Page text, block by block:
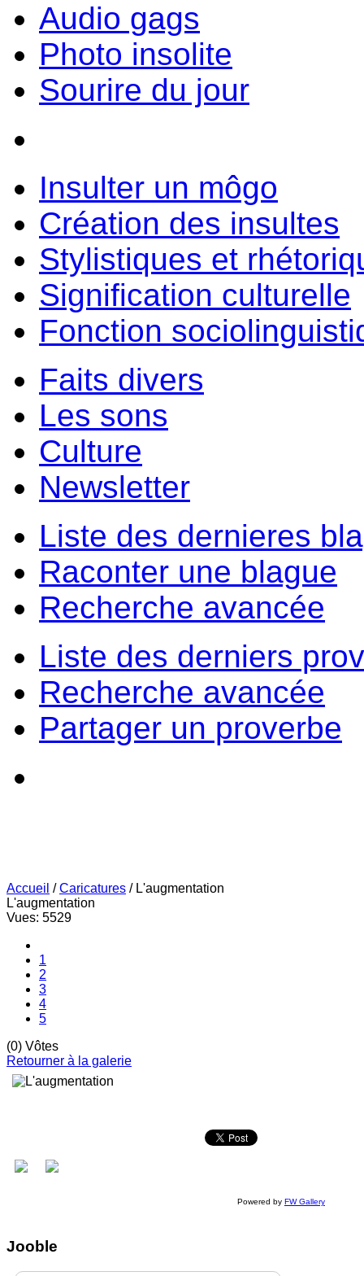
Audio gags
Photo insolite
Sourire du jour
Insulter un môgo
Création des insultes
Stylistiques et
Signification culturelle
Fonction
Faits divers
Les sons
Culture
Newsletter
Liste des dernieres
Raconter une blague
Recherche avancée
Liste des derniers
Recherche avancée
Partager un proverbe
Accueil /Caricatures / L'augmentation
L'augmentation
Vues: 5529
1
2
3
4
5
(0) Vôtes
Retourner à la galerie
Powered by FW Gallery
Jooble